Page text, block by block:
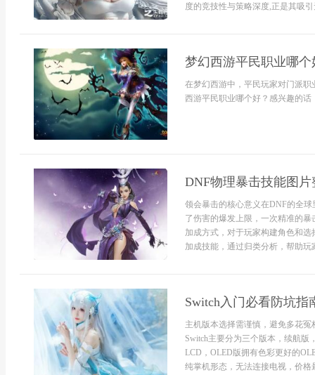
度的竞技性与策略深度,正是其吸
梦幻西游平民职业哪
在梦幻西游中，平民玩家对门派
西游平民职业哪个好？感兴趣的话
DNF物理暴击技能图
领会暴击的核心意义在DNF的全
了伤害的爆发上限，一次精准的
加成方式，对于玩家构建角色和
加成技能，通过归类分析，帮助
Switch入门必看防坑
主机版本选择需谨慎，避免多花
Switch主要分为三个版本，续航版
LCD，OLED版拥有色彩更好的
纯掌机形态，无法连接电视，价